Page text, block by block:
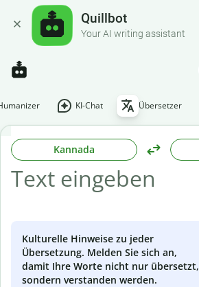
Quillbot
Your AI writing assistant
KI-Chat Übersetzer
Kannada
Kulturelle Hinweise zu jeder
Übersetzung. Melden Sie sich an,
damit Ihre Worte nicht nur übersetzt,
sondern verstanden werden.